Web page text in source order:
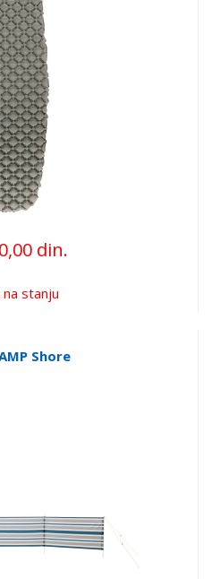
din.
na stanju
Shore